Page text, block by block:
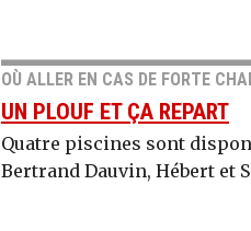
OÙ ALLER EN CAS DE FORTE
UN PLOUF ET ÇA REPART
Quatre piscines sont
Bertrand Dauvin, Hébert et